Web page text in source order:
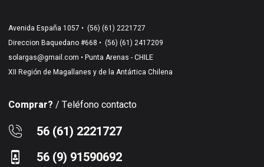
Avenida España 1057 • (56) (61) 2221727
Direccion Baquedano #668 • (56) (61) 2417209
solargas@gmail.com • Punta Arenas - CHILE
XII Región de Magallanes y de la Antártica Chilena
Comprar? / Teléfono contacto
56 (61) 2221727
56 (9) 91590692